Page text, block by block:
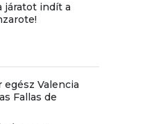
járatot indít a
Valencia
Fallas de